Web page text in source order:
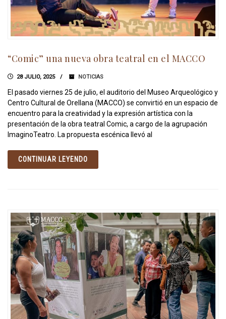
“Comic” una nueva obra teatral en el MACCO
28 JULIO, 2025 NOTICIAS
El pasado viernes 25 de julio, el auditorio del Museo Arqueológico y
Centro Cultural de Orellana (MACCO) se convirtió en un espacio de
encuentro para la creatividad y la expresión artística con la
presentación de la obra teatral Comic, a cargo de la agrupación
ImaginoTeatro. La propuesta escénica llevó al
CONTINUAR LEYENDO